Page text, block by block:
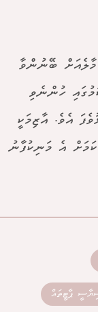
ބޭނުންވާ
ހުންނެވި
އެވެ. އާޒިމަކީ
އެ މަނިކުފާނު
ޕާޓީތައް